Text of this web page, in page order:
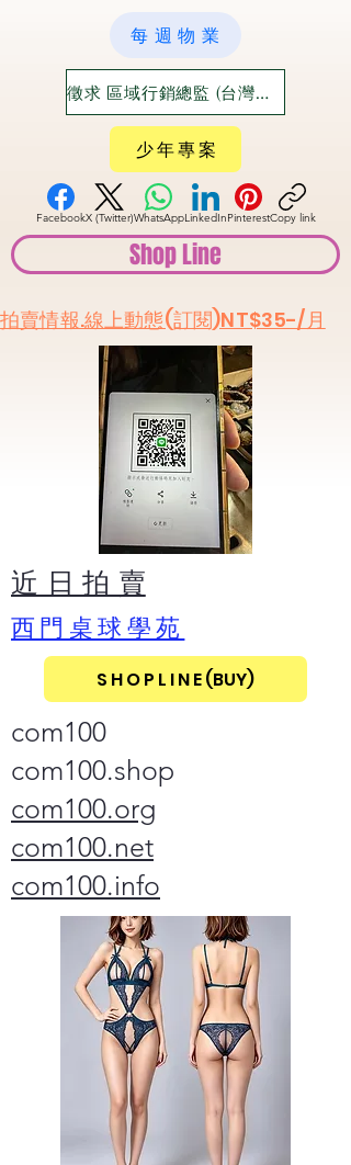
每 週 物 業
徵求 區域行銷總監 (台灣六大都)
少 年 專 案
FacebookX (Twitter)WhatsAppLinkedInPinterestCopy link
Shop Line
​拍賣情報.線上動態(訂閱)NT$35-/月
​近 日 拍 賣
​西門桌球學苑
S H O P L I N E (BUY)
com100
com100.shop
com100.org
com100.net
com100.info